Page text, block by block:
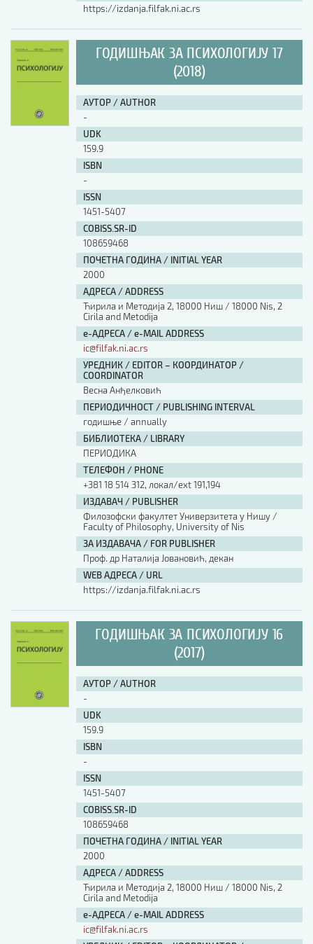
ISSN
COBISS.SR-ID
https://izdanja.filfak.ni.ac.rs
ГОДИШЊАК ЗА ПСИХОЛОГИЈУ 17
(2018)
АУТОР / AUTHOR
-
UDK
159.9
ISBN
-
ISSN
1451-5407
COBISS.SR-ID
108659468
ПОЧЕТНА ГОДИНА / INITIAL YEAR
2000
АДРЕСА / ADDRESS
Ћирила и Методија 2, 18000 Ниш / 18000 Nis, 2
Cirila and Metodija
е-АДРЕСА / e-MAIL ADDRESS
ic@filfak.ni.ac.rs
УРЕДНИК / EDITOR – КООРДИНАТОР /
COORDINATOR
Весна Анђелковић
ПЕРИОДИЧНОСТ / PUBLISHING INTERVAL
годишње / annually
БИБЛИОТЕКА / LIBRARY
ПЕРИОДИКА
ТЕЛЕФОН / PHONE
+381 18 514 312, локал/ext 191,194
ИЗДАВАЧ / PUBLISHER
Филозофски факултет Универзитета у Нишу /
Faculty of Philosophy, University of Nis
ЗА ИЗДАВАЧА / FOR PUBLISHER
Проф. др Наталија Јовановић, декан
WEB АДРЕСА / URL
https://izdanja.filfak.ni.ac.rs
ГОДИШЊАК ЗА ПСИХОЛОГИЈУ 16
(2017)
АУТОР / AUTHOR
-
UDK
159.9
ISBN
-
ISSN
1451-5407
COBISS.SR-ID
108659468
ПОЧЕТНА ГОДИНА / INITIAL YEAR
2000
АДРЕСА / ADDRESS
Ћирила и Методија 2, 18000 Ниш / 18000 Nis, 2
Cirila and Metodija
е-АДРЕСА / e-MAIL ADDRESS
ic@filfak.ni.ac.rs